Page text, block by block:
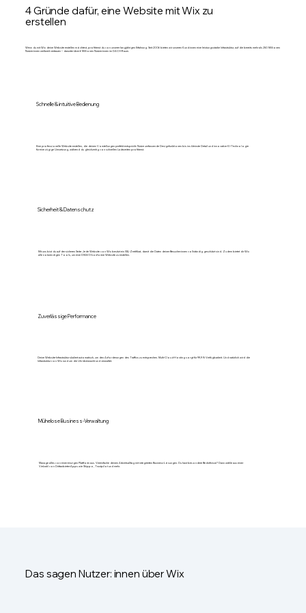
4 Gründe dafür, eine Website mit Wix zu
erstellen
Wenn du mit Wix deine Website erstellen möchtest, profitierst du von unserer langjährigen Erfahrung. Seit 2006 bieten wir unseren Kund:innen eine leistungsstarke Infrastruktur, auf die bereits mehr als 250 Millionen
Nutzer:innen weltweit vertrauen – darunter über 6 Millionen Nutzer:innen im DACH-Raum.
Schnelle & intuitive Bedienung
Eine professionelle Website erstellen, die deinen Vorstellungen perfekt entspricht: Nutze umfassende Designfunktionen bis ins kleinste Detail und innovative KI-Technologie
für eine zügige Umsetzung, während du gleichzeitig von schnellen Ladezeiten profitierst.
Sicherheit & Datenschutz
Mit uns bist du auf der sicheren Seite: Jede Website von Wix besitzt ein SSL-Zertifikat, damit die Daten deiner Besucher:innen vollständig geschützt sind. Zudem bietet dir Wix
alle notwendigen Tools, um eine DSGVO-konforme Website zu erstellen.
Zuverlässige Performance
Deine Website-Infrastruktur skaliert automatisch, um den Anforderungen des Traffics zu entsprechen. Multi-Cloud-Hosting sorgt für 99,9 % Verfügbarkeit. Und natürlich wird die
Infrastruktur von Wix rund um die Uhr überwacht und verwaltet.
Mühelose Business-Verwaltung
Manage alles von einer einzigen Plattform aus. Vereinfache deinen Arbeitsalltag mit integrierten Business-Lösungen. Du hast besondere Bedürfnisse? Dann wähle aus einer
Vielzahl von Drittanbieter-Apps wie Shippo, Trustpilot und mehr.
Das sagen Nutzer: innen über Wix